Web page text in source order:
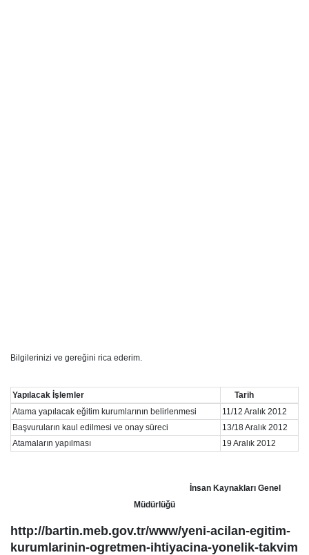
Bilgilerinizi ve gereğini rica ederim.
Yapılacak İşlemler
Tarih
Atama yapılacak eğitim kurumlarının belirlenmesi
11/12 Aralık 2012
Başvuruların kaul edilmesi ve onay süreci
13/18 Aralık 2012
Atamaların yapılması
19 Aralık 2012
İnsan Kaynakları Genel
Müdürlüğü
http://bartin.meb.gov.tr/www/yeni-acilan-egitim-
kurumlarinin-ogretmen-ihtiyacina-yonelik-takvim